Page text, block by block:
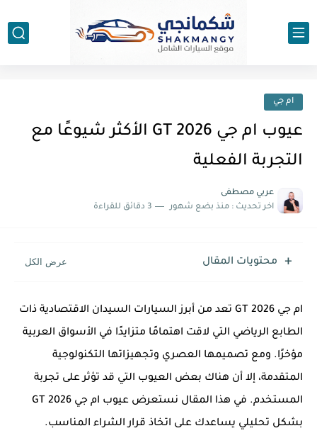
ام جي
عيوب ام جي GT 2026 الأكثر شيوعًا مع
التجربة الفعلية
عربي مصطفى
اخر تحديث : منذ بضع شهور 3 دقائق للقراءة
محتويات المقال
ام جي GT 2026 تعد من أبرز السيارات السيدان الاقتصادية ذات
الطابع الرياضي التي لاقت اهتمامًا متزايدًا في الأسواق العربية
مؤخرًا. ومع تصميمها العصري وتجهيزاتها التكنولوجية
المتقدمة، إلا أن هناك بعض العيوب التي قد تؤثر على تجربة
المستخدم. في هذا المقال نستعرض عيوب ام جي GT 2026
بشكل تحليلي يساعدك على اتخاذ قرار الشراء المناسب.